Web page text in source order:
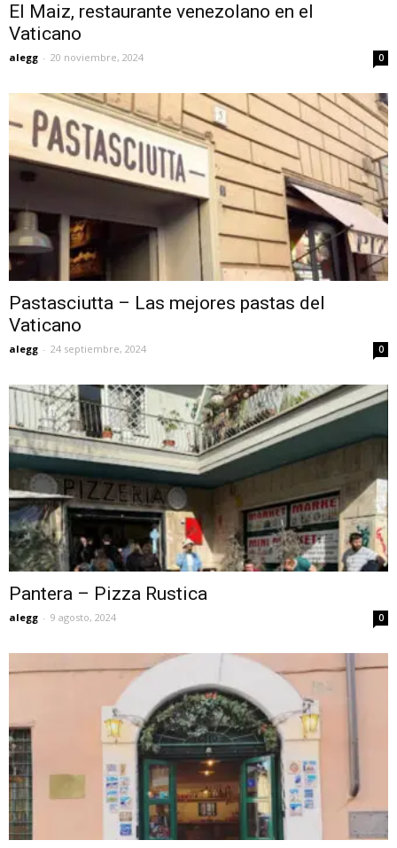
El Maiz, restaurante venezolano en el
Vaticano
alegg - 20 noviembre, 2024 0
Pastasciutta – Las mejores pastas del
Vaticano
alegg - 24 septiembre, 2024 0
Pantera – Pizza Rustica
alegg - 9 agosto, 2024 0